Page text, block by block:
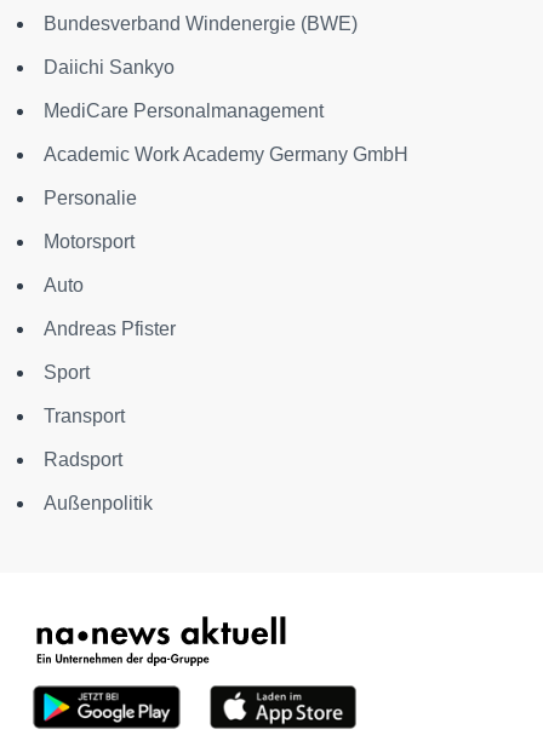
Bundesverband Windenergie (BWE)
Daiichi Sankyo
MediCare Personalmanagement
Academic Work Academy Germany GmbH
Personalie
Motorsport
Auto
Andreas Pfister
Sport
Transport
Radsport
Außenpolitik